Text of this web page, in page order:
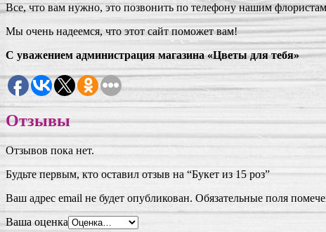
Все, что вам нужно, это позвонить по телефону нашим
Мы очень надеемся, что этот сайт поможет вам!
С уважением администрация магазина «Цветы для тебя»
Отзывы
Отзывов пока нет.
Будьте первым, кто оставил отзыв на “Букет из 15 роз”
Ваш адрес email не будет опубликован. Обязательные поля
Ваша оценка